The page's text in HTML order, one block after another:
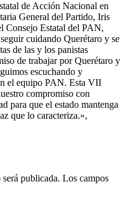
de Acción Nacional en
General del Partido, Iris
Consejo Estatal del PAN,
cuidando Querétaro y se
de las y los panistas
de trabajar por Querétaro y
escuchando y
el equipo PAN. Esta VII
compromiso con
para que el estado mantenga
que lo caracteriza.»,
publicada. Los campos